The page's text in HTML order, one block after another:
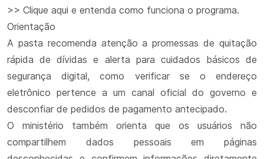
>> Clique aqui e entenda como funciona o programa.
Orientação
A pasta recomenda atenção a promessas de quitação
rápida de dívidas e alerta para cuidados básicos de
segurança digital, como verificar se o endereço
eletrônico pertence a um canal oficial do governo e
desconfiar de pedidos de pagamento antecipado.
O ministério também orienta que os usuários não
compartilhem dados pessoais em páginas